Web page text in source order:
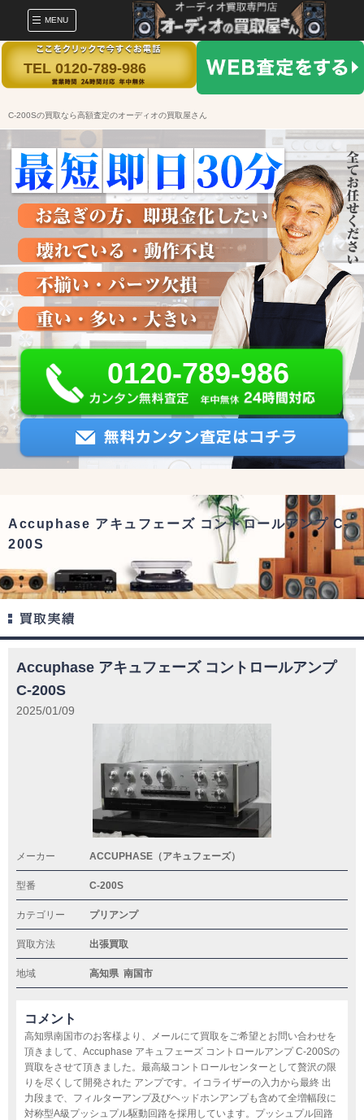
MENU
TEL 0120-789-986
C-200Sの買取なら高額査定のオーディオの買取屋さん
0120-789-986
Accuphase アキュフェーズ コントロールアンプ C-
200S
Accuphase アキュフェーズ コントロールアンプ
C-200S
2025/01/09
メーカー ACCUPHASE（アキュフェーズ）
型番 C-200S
カテゴリー プリアンプ
買取方法 出張買取
地域 高知県 南国市
コメント
高知県南国市のお客様より、メールにて買取をご希望とお問い合わせを
頂きまして、Accuphase アキュフェーズ コントロールアンプ C-200Sの
買取をさせて頂きました。最高級コントロールセンターとして贅沢の限
りを尽くして開発された アンプです。イコライザーの入力から最終 出
力段まで、フィルターアンプ及びヘッドホンアンプも含めて全増幅段に
対称型A級プッシュプル駆動回路を採用しています。プッシュプル回路